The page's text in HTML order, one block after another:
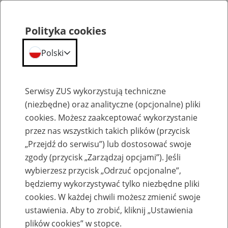
PEL Pełnomocnictwo
Pełnomocnictwo PEL
Polityka cookies
Polski
Serwisy ZUS wykorzystują techniczne
(niezbędne) oraz analityczne (opcjonalne) pliki
cookies. Możesz zaakceptować wykorzystanie
przez nas wszystkich takich plików (przycisk
„Przejdź do serwisu”) lub dostosować swoje
zgody (przycisk „Zarządzaj opcjami”). Jeśli
wybierzesz przycisk „Odrzuć opcjonalne”,
będziemy wykorzystywać tylko niezbędne pliki
cookies. W każdej chwili możesz zmienić swoje
ustawienia. Aby to zrobić, kliknij „Ustawienia
plików cookies” w stopce.